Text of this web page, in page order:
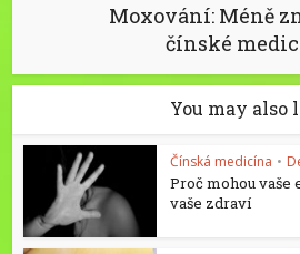
Moxování: Méně
čínské
You may also
Čínská medicína •
Proč mohou vaše
vaše zdraví